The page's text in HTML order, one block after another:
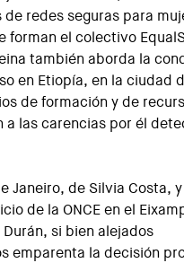
redes seguras para
forman el colectivo
también aborda la
en Etiopía, en la ciudad
de formación y de
a las carencias por él
Janeiro, de Silvia Costa,
de la ONCE en el
si bien alejados
emparenta la decisión